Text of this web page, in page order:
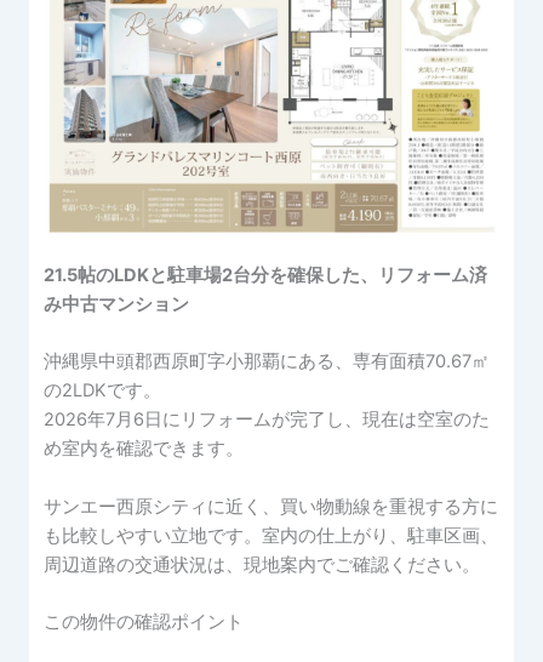
21.5帖のLDKと駐車場2台分を確保した、リフォーム済
み中古マンション
沖縄県中頭郡西原町字小那覇にある、専有面積70.67㎡
の2LDKです。
2026年7月6日にリフォームが完了し、現在は空室のた
め室内を確認できます。
サンエー西原シティに近く、買い物動線を重視する方に
も比較しやすい立地です。室内の仕上がり、駐車区画、
周辺道路の交通状況は、現地案内でご確認ください。
この物件の確認ポイント